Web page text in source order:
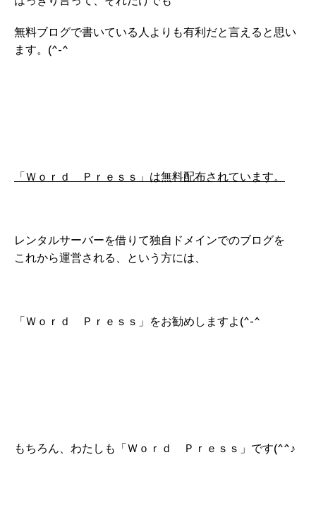
無料ブログで書いている人よりも有利だと言えると思い
ます。(^-^
「Ｗｏｒｄ Ｐｒｅｓｓ」は無料配布されています。
レンタルサーバーを借りて独自ドメインでのブログを
これから運営される、という方には、
「Ｗｏｒｄ Ｐｒｅｓｓ」をお勧めしますよ(^-^
もちろん、わたしも「Ｗｏｒｄ Ｐｒｅｓｓ」です(^^♪